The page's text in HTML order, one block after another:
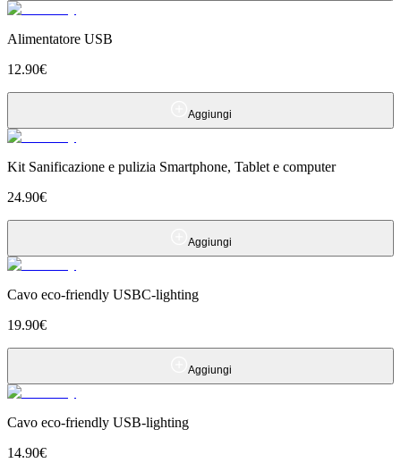
Alimentatore USB
12.90€
Aggiungi
Kit Sanificazione e pulizia Smartphone, Tablet e computer
24.90€
Aggiungi
Cavo eco-friendly USBC-lighting
19.90€
Aggiungi
Cavo eco-friendly USB-lighting
14.90€